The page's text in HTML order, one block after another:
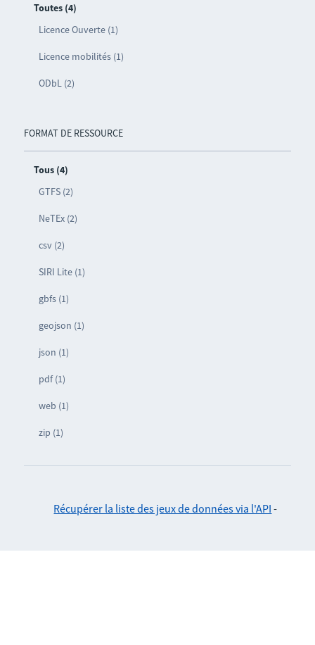
Toutes (4)
Licence Ouverte (1)
Licence mobilités (1)
ODbL (2)
FORMAT DE RESSOURCE
Tous (4)
GTFS (2)
NeTEx (2)
csv (2)
SIRI Lite (1)
gbfs (1)
geojson (1)
json (1)
pdf (1)
web (1)
zip (1)
Récupérer la liste des jeux de données via l'API -